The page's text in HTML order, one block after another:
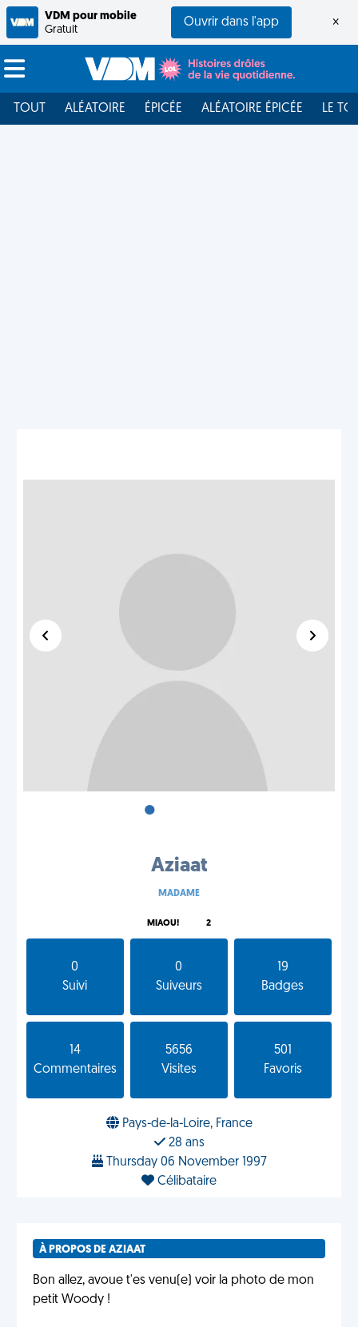
VDM pour mobile
Gratuit
Ouvrir dans l'app ×
TOUT ALÉATOIRE ÉPICÉE ALÉATOIRE ÉPICÉE LE
•
Aziaat
MADAME
MIAOU! 2
0
Suivi
0
Suiveurs
19
Badges
14
Commentaires
5656
Visites
501
Favoris
Pays-de-la-Loire, France
28 ans
Thursday 06 November 1997
Célibataire
À PROPOS DE AZIAAT
Bon allez, avoue t'es venu(e) voir la photo de mon
petit Woody !